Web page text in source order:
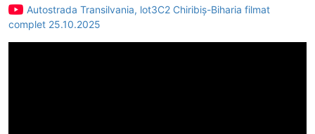
Autostrada Transilvania, lot3C2 Chiribiș-Biharia filmat
complet 25.10.2025